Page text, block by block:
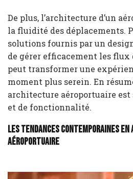
De plus, l’architecture d’un
la fluidité des déplacements.
solutions fournis par un
de gérer efficacement les flux
peut transformer une
moment plus serein. En
architecture aéroportuaire
et de fonctionnalité.
Les tendances contemporaines
aéroportuaire